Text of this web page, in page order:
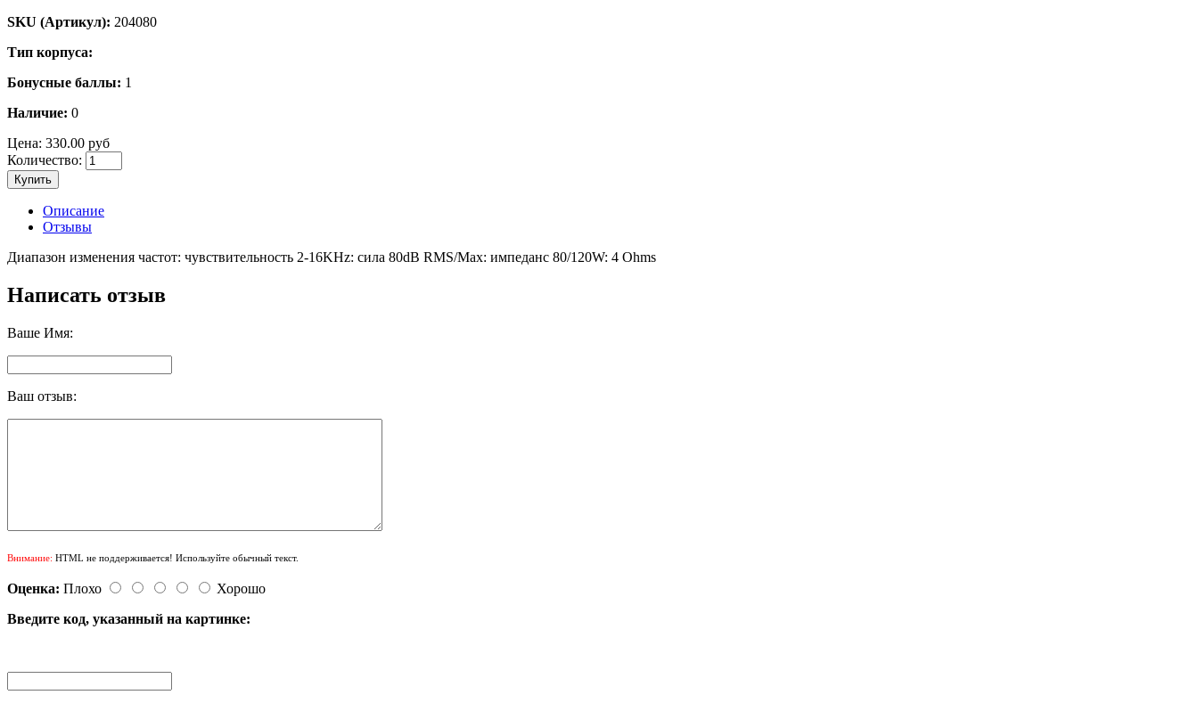
SKU (Артикул): 204080
Тип корпуса:
Бонусные баллы: 1
Наличие: 0
Цена: 330.00 руб
Количество:
Купить
Описание
Отзывы
Диапазон изменения частот: чувствительность 2-16KHz: сила 80dB RMS/Max: импеданс 80/120W: 4 Оhms
Написать отзыв
Ваше Имя:
Ваш отзыв:
Внимание: HTML не поддерживается! Используйте обычный текст.
Оценка: Плохо
Хорошо
Введите код, указанный на картинке: